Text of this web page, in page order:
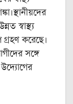
স্বাস্থ্য
করেছে।
সঙ্গে